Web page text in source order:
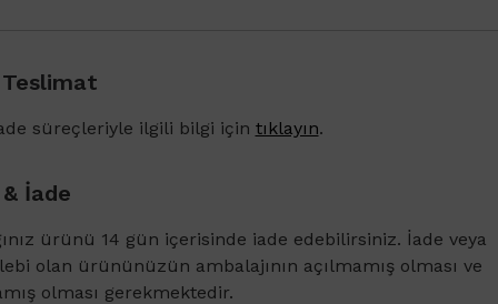
1500 TL ve üzeri alışverişlerinizde Vichy Dercos
Karşıtı Bakım Şampuanı 6ml
süreçleriyle ilgili bilgi için tıklayın.
İade
ürünü 14 gün içerisinde iade edebilirsiniz. İade veya
olan ürününüzün ambalajının açılmamış olması ve
olması gerekmektedir.